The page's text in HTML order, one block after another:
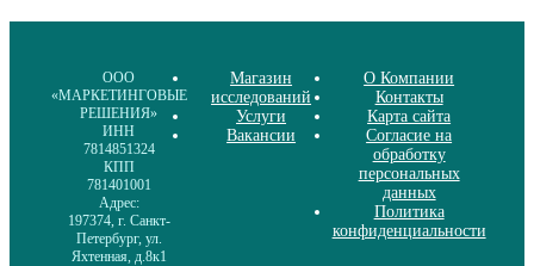
ООО
«МАРКЕТИНГОВЫЕ
РЕШЕНИЯ»
ИНН
7814851324
КПП
781401001
Адрес:
197374, г. Санкт-
Петербург, ул.
Яхтенная, д.8к1
Магазин
исследований
Услуги
Вакансии
О Компании
Контакты
Карта сайта
Согласие на
обработку
персональных
данных
Политика
конфиденциальности